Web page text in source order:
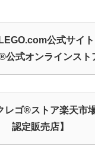
公式サイト
公式オンラインスト
レゴ®ストア楽天市
認定販売店】